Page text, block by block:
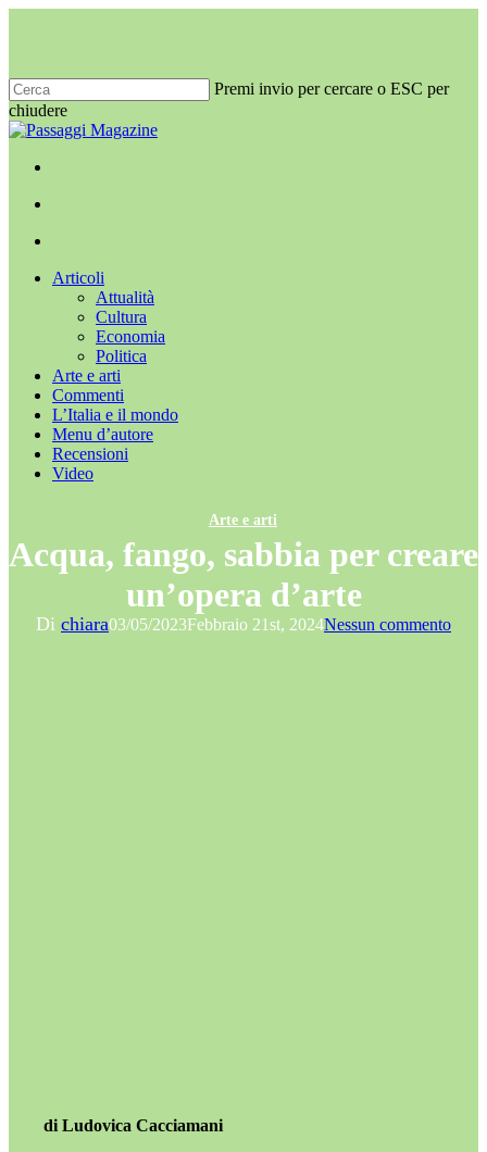
principale
Premi invio per cercare o ESC per
chiudere
Chiudi
Menu
cerca
Menu
Articoli
Attualità
Cultura
Economia
Politica
Arte e arti
Commenti
L’Italia e il mondo
Menu d’autore
Recensioni
Video
Arte e arti
Acqua, fango, sabbia per creare
un’opera d’arte
Di chiara03/05/2023Febbraio 21st, 2024Nessun commento
di Ludovica Cacciamani